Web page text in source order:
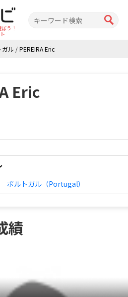
う！
ガル /PEREIRA Eric
Eric
ポルトガル（Portugal）
績